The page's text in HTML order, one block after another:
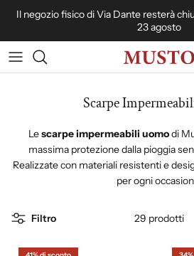
Passa ai contenuti
Il negozio fisico di Via Dante resterà
23 agosto
Scarpe
Lescarpe impermeabili uomodi
massima protezione dalla pioggia
Realizzate con materiali resistenti e
per ogni
Filtro 29 prodotti